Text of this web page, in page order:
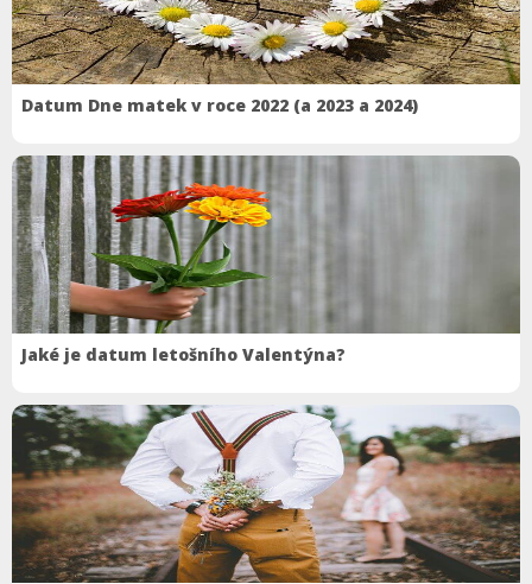
Datum Dne matek v roce 2022 (a 2023 a 2024)
Jaké je datum letošního Valentýna?